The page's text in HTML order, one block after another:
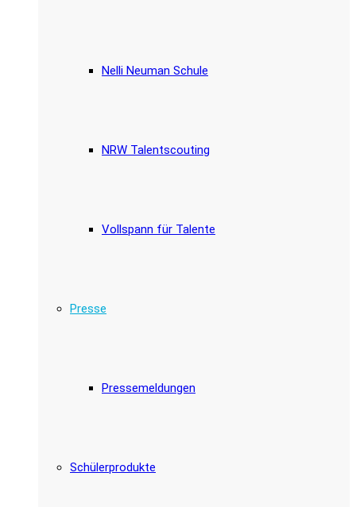
Nelli Neuman Schule
NRW Talentscouting
Vollspann für Talente
Presse
Pressemeldungen
Schülerprodukte